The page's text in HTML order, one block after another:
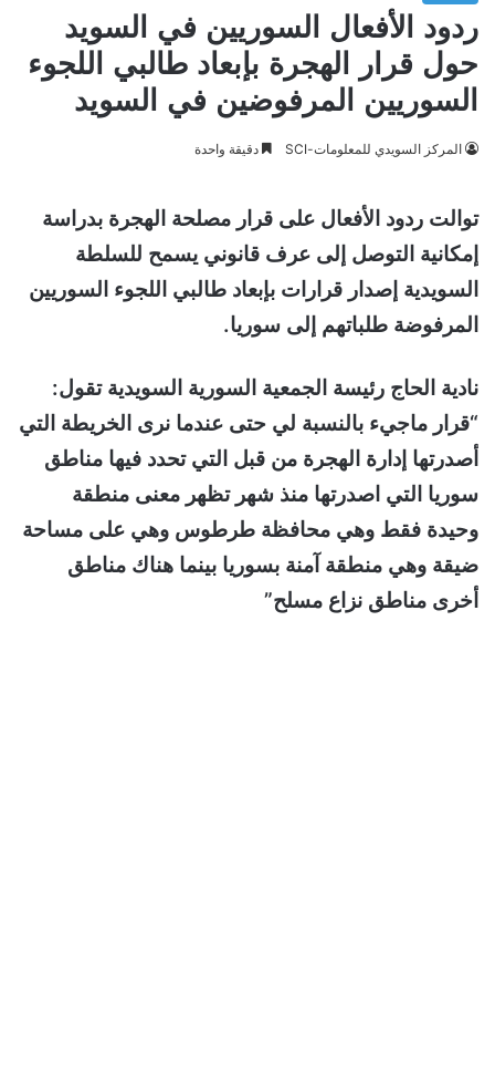
ردود الأفعال السوريين في السويد
حول قرار الهجرة بإبعاد طالبي اللجوء
السوريين المرفوضين في السويد
المركز السويدي للمعلومات-SCI دقيقة واحدة
توالت ردود الأفعال على قرار مصلحة الهجرة بدراسة
إمكانية التوصل إلى عرف قانوني يسمح للسلطة
السويدية إصدار قرارات بإبعاد طالبي اللجوء السوريين
المرفوضة طلباتهم إلى سوريا.
نادية الحاج رئيسة الجمعية السورية السويدية تقول:
“قرار ماجيء بالنسبة لي حتى عندما نرى الخريطة التي
أصدرتها إدارة الهجرة من قبل التي تحدد فيها مناطق
سوريا التي اصدرتها منذ شهر تظهر معنى منطقة
وحيدة فقط وهي محافظة طرطوس وهي على مساحة
ضيقة وهي منطقة آمنة بسوريا بينما هناك مناطق
أخرى مناطق نزاع مسلح”